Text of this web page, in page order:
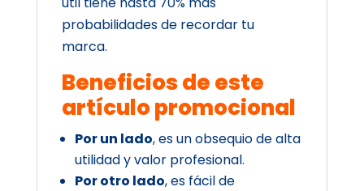
probabilidades de recordar tu
marca.
Beneficios de este
artículo promocional
Por un lado, es un obsequio de alta
utilidad y valor profesional.
Por otro lado, es fácil de